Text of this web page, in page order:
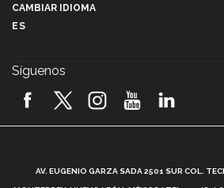
2026! (video)
CAMBIAR IDIOMA
ES
Síguenos
AV. EUGENIO GARZA SADA 2501 SUR COL.